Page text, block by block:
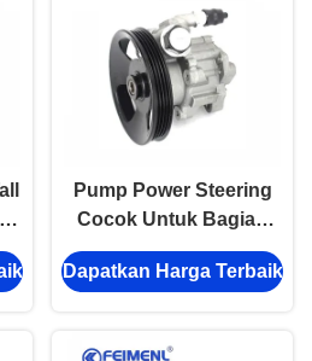
Pump Power Steering
Cocok Untuk Bagian
Asli Of Great Wall
HOVER H3 H5
Dapatkan Harga Terbaik